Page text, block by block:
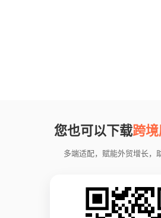
您也可以下载跨
多端适配，赋能外贸增长，